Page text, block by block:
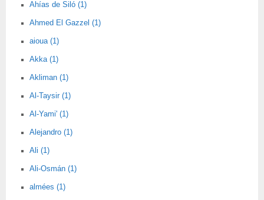
Ahías de Siló (1)
Ahmed El Gazzel (1)
aioua (1)
Akka (1)
Akliman (1)
Al-Taysir (1)
Al-Yami' (1)
Alejandro (1)
Ali (1)
Ali-Osmán (1)
almées (1)